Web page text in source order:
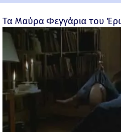
Τα Μαύρα Φεγγάρια του